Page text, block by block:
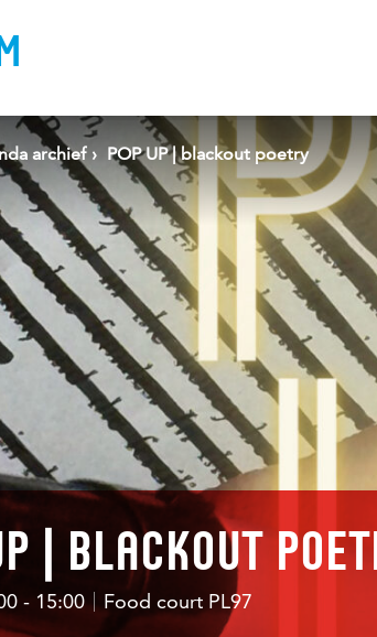
archief POP UP | blackout poetry
| BLACKOUT
- 15:00 Food court PL97